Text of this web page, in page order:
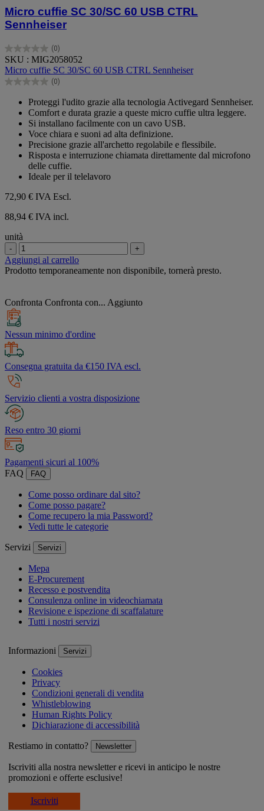
Micro cuffie SC 30/SC 60 USB CTRL
Sennheiser
(0)
0.0
su
5
stelle.
SKU : MIG2058052
Micro cuffie SC 30/SC 60 USB CTRL Sennheiser
(0)
0.0
stelle.
Proteggi l'udito grazie alla tecnologia Activegard Sennheiser.
Comfort e durata grazie a queste micro cuffie ultra leggere.
Si installano facilmente con un cavo USB.
Voce chiara e suoni ad alta definizione.
Precisione grazie all'archetto regolabile e flessibile.
Risposta e interruzione chiamata direttamente dal microfono
delle cuffie.
Ideale per il telelavoro
72,90 € IVA Escl.
88,94 € IVA incl.
unità
- +
Aggiungi al carrello
Prodotto temporaneamente non disponibile, tornerà presto.
Confronta Confronta con... Aggiunto
Nessun minimo d'ordine
Consegna gratuita da €150 IVA escl.
Servizio clienti a vostra disposizione
Reso entro 30 giorni
Pagamenti sicuri al 100%
FAQ
FAQ
Come posso ordinare dal sito?
Come posso pagare?
Come recupero la mia Password?
Vedi tutte le categorie
Servizi Servizi
Mepa
E-Procurement
Recesso e postvendita
Consulenza online in videochiamata
Revisione e ispezione di scaffalature
Tutti i nostri servizi
Informazioni Servizi
Cookies
Privacy
Condizioni generali di vendita
Whistleblowing
Human Rights Policy
Dichiarazione di accessibilità
Restiamo in contatto? Newsletter
Iscriviti alla nostra newsletter e ricevi in anticipo le nostre
promozioni e offerte esclusive!
Iscriviti